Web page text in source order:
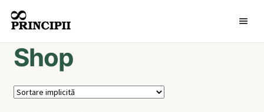
Shop